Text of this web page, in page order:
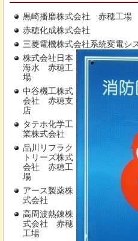
黒崎播磨株式会社 赤穂工場
赤穂化成株式会社
三菱電機株式会社系統変電シ
株式会社日本
海水
赤穂工
場
中谷機工株式
会社
赤穂支
店
タテホ化学工
業株式会社
品川リフラク
トリーズ株式
会社
赤穂工
場
アース製薬株
式会社
高周波熱錬株
式会社
赤穂
工場